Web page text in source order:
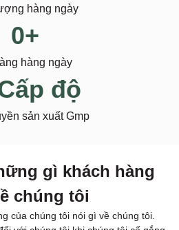
hàng ngày
hàng ngày
0+
sản xuất Gmp
độ
gì khách hàng
chúng tôi
của chúng tôi nói gì về chúng tôi.